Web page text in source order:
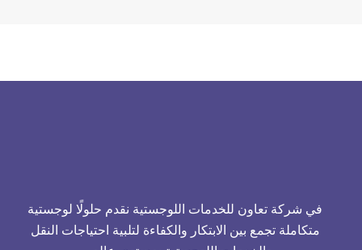
في شركة تعاون للخدمات اللوجستية نقدم حلولًا لوجستية
متكاملة تجمع بين الابتكار والكفاءة لتلبية احتياجات النقل